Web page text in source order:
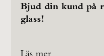
Bjud din kund på
glass!
Läs mer